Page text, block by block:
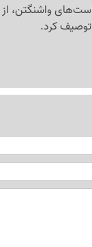
واشنگتن، از
توصیف کرد.